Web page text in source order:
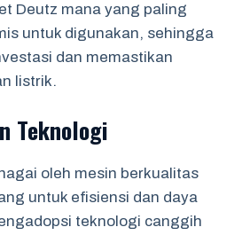
Deutz mana yang paling
untuk digunakan, sehingga
dan memastikan
listrik.
Teknologi
oleh mesin berkualitas
untuk efisiensi dan daya
teknologi canggih